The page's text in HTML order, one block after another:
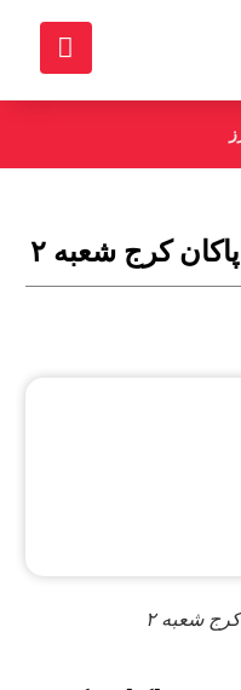
کرج شعبه ۲
شعبه ۲